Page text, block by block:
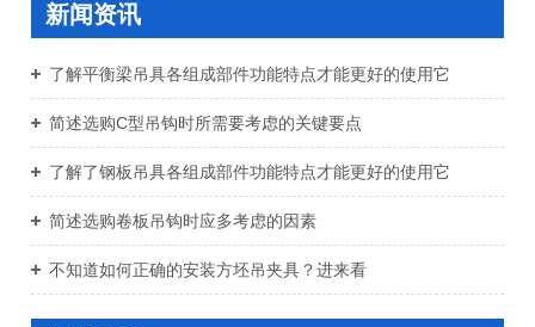
新闻资讯
了解平衡梁吊具各组成部件功能特点才能更好的使用它
简述选购C型吊钩时所需要考虑的关键要点
了解了钢板吊具各组成部件功能特点才能更好的使用它
简述选购卷板吊钩时应多考虑的因素
不知道如何正确的安装方坯吊夹具？进来看